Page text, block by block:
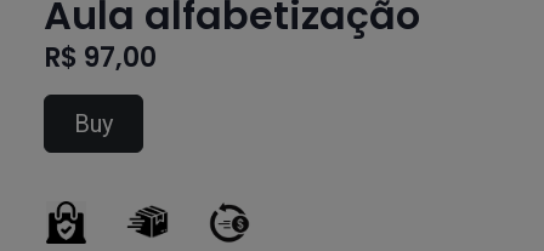
Aula alfabetização
R$ 97,00
Buy